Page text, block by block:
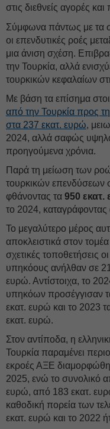
στις διεθνείς αγορές
Σύμφωνα πάντως με τα
οι επενδυτικές ροές
μια άνιση σχέση.
την Τουρκία, αλλά
τουρκικών κεφαλαίων
Με βάση τα επίσημα
από την Τουρκία προς
στα 237 εκατ. ευρώ,
2024, αλλά σαφώς
προηγούμενα χρόνια.
Παρά τη μείωση των
τουρκικών επενδύσεων
φθάνοντας τα 950 εκατ.
το 2024,
Το μεγαλύτερο μέρος
αποκλειστικά στον
σχετικές τοποθετήσεις
υπηκόους ανήλθαν σε
ευρώ. Αντίστοιχα, το
υπηκόων προσέγγισαν
εκατ. ευρώ και το 2023
εκατ. ευρώ.
Στον αντίποδα, η
Τουρκία παραμένει
εκροές ΑΞΕ
2025, ενώ το συνολικό
ευρώ, από 183 εκατ.
καθοδική πορεία των
εκατ. ευρώ και το 2022